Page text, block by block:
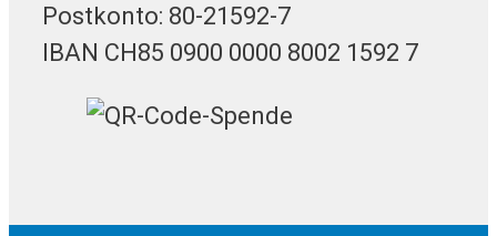
Postkonto: 80-21592-7
IBAN CH85 0900 0000 8002 1592 7